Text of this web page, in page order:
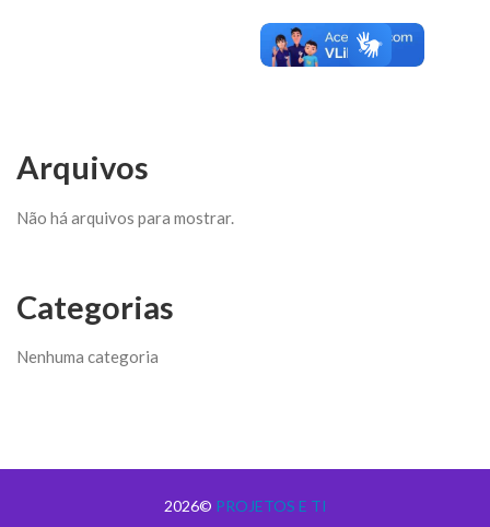
Arquivos
Não há arquivos para mostrar.
Categorias
Nenhuma categoria
2026© PROJETOS E TI